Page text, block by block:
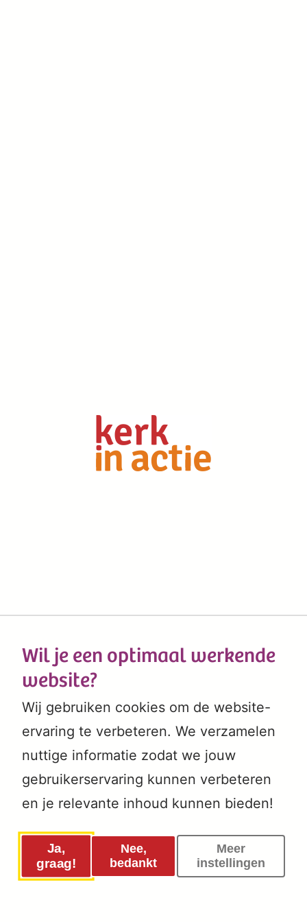
Wil je een optimaal werkende
website?
Wij gebruiken cookies om de website-
ervaring te verbeteren. We verzamelen
nuttige informatie zodat we jouw
gebruikerservaring kunnen verbeteren
en je relevante inhoud kunnen bieden!
Ja,
graag!
Nee,
bedankt
Meer
instellingen